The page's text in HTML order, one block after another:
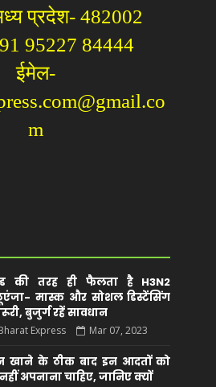
प्रदेश- 482002
95227 84444
ईमेल-
m
की तरह ही फैलता है H3N2
मास्क और सोशल डिस्टेंसिंग
बुजुर्ग रहें सावधान
Express Mar 07, 2023
खाने के ठीक बाद इन आदतों को
अपनाना चाहिए, जानिए क्यों